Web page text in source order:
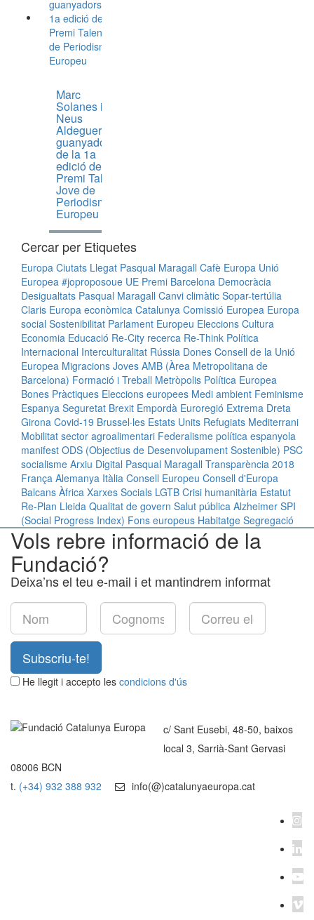
Marc
Solanes i
Neus
Aldeguer,
guanyadors
de la 1a
edició del
Premi Talent
Jove de
Periodisme
Europeu
Cercar per Etiquetes
Europa Ciutats Llegat Pasqual Maragall Cafè Europa Unió
Europea #joproposoue UE Premi Barcelona Democràcia
Desigualtats Pasqual Maragall Canvi climàtic Sopar-tertúlia
Claris Europa econòmica Catalunya Comissió Europea Europa
social Sostenibilitat Parlament Europeu Eleccions Cultura
Economia Educació Re-City recerca Re-Think Política
Internacional Interculturalitat Rússia Dones Consell de la Unió
Europea Migracions Joves AMB (Àrea Metropolitana de
Barcelona) Formació i Treball Metròpolis Política Europea
Bones Pràctiques Eleccions europees Medi ambient Feminisme
Espanya Seguretat Brexit Empordà Euroregió Extrema Dreta
Girona Covid-19 Brussel·les Estats Units Refugiats Mediterrani
Mobilitat sector agroalimentari Federalisme política espanyola
manifest ODS (Objectius de Desenvolupament Sostenible) PSC
socialisme Arxiu Digital Pasqual Maragall Transparència 2018
França Alemanya Itàlia Consell Europeu Consell d'Europa
Balcans Àfrica Xarxes Socials LGTB Crisi humanitària Estatut
Re-Plan Lleida Qualitat de govern Salut pública Alzheimer SPI
(Social Progress Index) Fons europeus Habitatge Segregació
Vols rebre informació de la
Fundació?
Deixa’ns el teu e-mail i et mantindrem informat
Subscriu-te!
He llegit i accepto les condicions d'ús
c/ Sant Eusebi, 48-50, baixos
local 3, Sarrià-Sant Gervasi
08006 BCN
t. (+34) 932 388 932 info(@)catalunyaeuropa.cat